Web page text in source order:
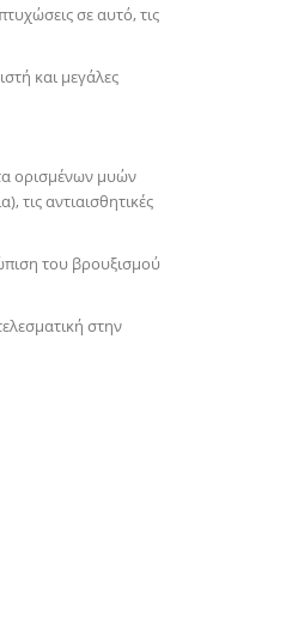
σε αυτό, τις
και μεγάλες
ορισμένων μυών
αντιαισθητικές
του βρουξισμού
στην